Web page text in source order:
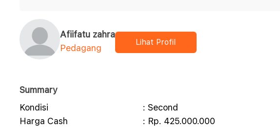
Afiifatu zahra
Pedagang
Lihat Profil
Summary
Kondisi
: Second
Harga Cash
: Rp. 425.000.000